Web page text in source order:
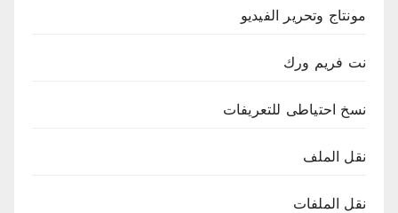
مونتاج وتحرير الفيديو
نت فريم ورك
نسخ احتياطى للتعريفات
نقل الملف
نقل الملفات